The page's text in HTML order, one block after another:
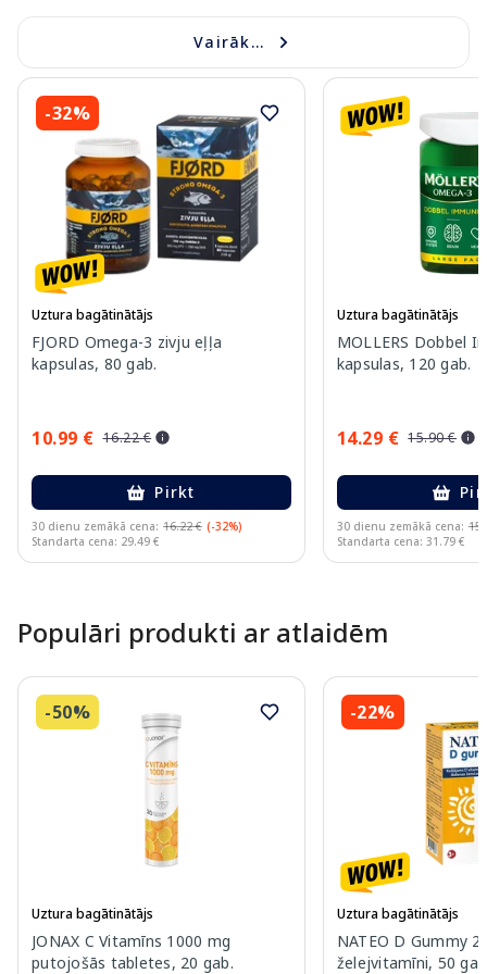
Vairāk...
-32%
Uztura bagātinātājs
FJORD Omega-3 zivju eļļa
kapsulas, 80 gab.
10.99 € 16.22 €
Pirkt
30 dienu zemākā cena: 16.22 € (-32%)
Standarta cena: 29.49 €
Uztura bagātinātājs
MOLLERS Dobbel
kapsulas, 120 gab.
14.29 € 15.90 €
30 dienu zemākā cena:
Standarta cena: 31.79 €
Populāri produkti ar atlaidēm
-50%
Uztura bagātinātājs
JONAX C Vitamīns 1000 mg
putojošās tabletes, 20 gab.
-22%
Uztura bagātinātājs
NATEO D Gummy
želejvitamīni, 50